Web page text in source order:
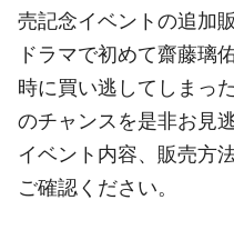
売記念イベントの追加
ドラマで初めて齋藤璃
時に買い逃してしまっ
のチャンスを是非お見
イベント内容、販売方
ご確認ください。